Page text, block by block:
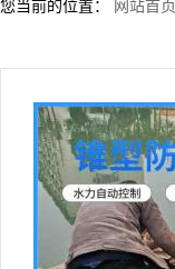
您当前的位置： 网站首页